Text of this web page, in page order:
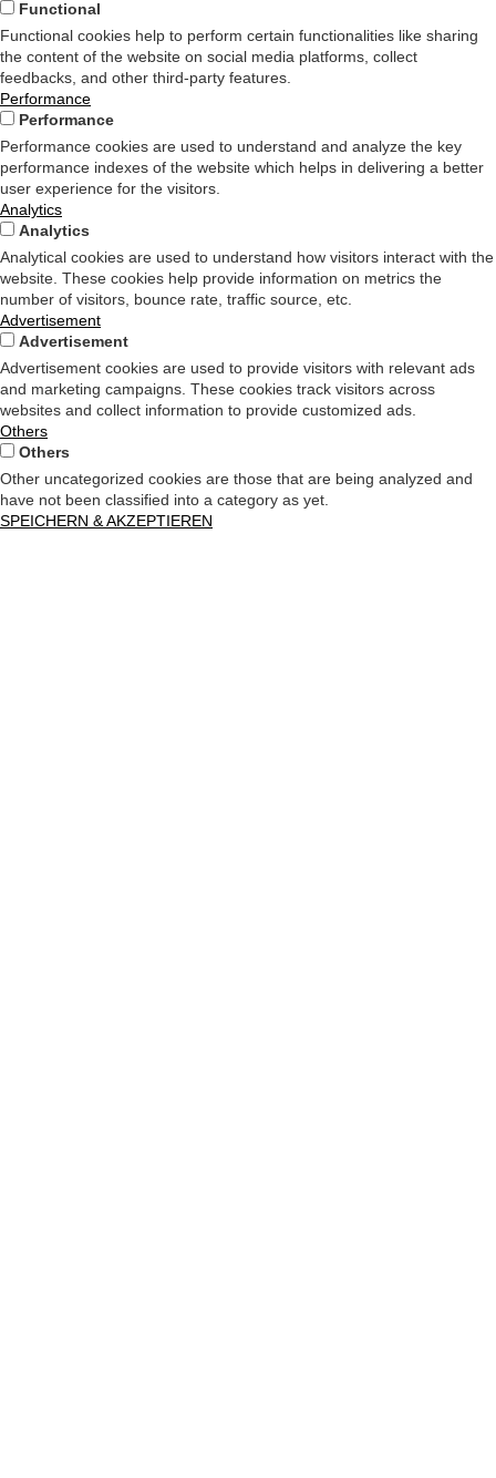
Functional
Functional cookies help to perform certain functionalities like sharing
the content of the website on social media platforms, collect
feedbacks, and other third-party features.
Performance
Performance
Performance cookies are used to understand and analyze the key
performance indexes of the website which helps in delivering a better
user experience for the visitors.
Analytics
Analytics
Analytical cookies are used to understand how visitors interact with the
website. These cookies help provide information on metrics the
number of visitors, bounce rate, traffic source, etc.
Advertisement
Advertisement
Advertisement cookies are used to provide visitors with relevant ads
and marketing campaigns. These cookies track visitors across
websites and collect information to provide customized ads.
Others
Others
Other uncategorized cookies are those that are being analyzed and
have not been classified into a category as yet.
SPEICHERN & AKZEPTIEREN